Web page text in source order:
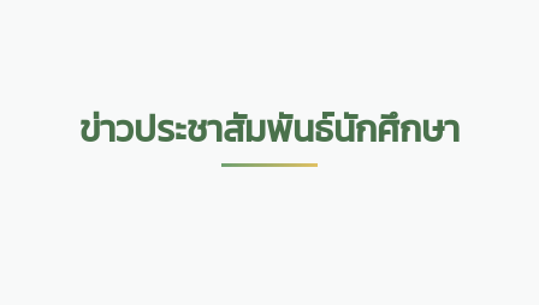
ข่าวประชาสัมพันธ์นักศึกษา